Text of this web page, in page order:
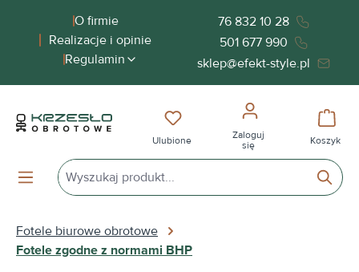
zawartościO firmie
Realizacje i opinie
Regulamin
76 832 10 28
501 677 990
sklep@efekt-style.pl
Masz 0 przedmioty na liście
Ulubione
Zaloguj
się
Koszyk
Fotele biurowe obrotowe
Fotele zgodne z normami BHP